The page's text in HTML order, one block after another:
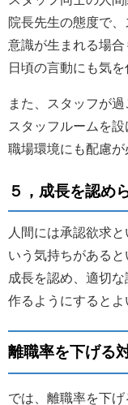
院長先生の態度で
意識が生まれる場
日頃の言動にも気を
また、スタッフが
スタッフルームを
職場環境にも配慮が
５，成長を認め
人間には承認欲求と
いう気持ちがあると
成長を認め、適切
作るようにするとよ
離職率を下げる
では、離職率を下